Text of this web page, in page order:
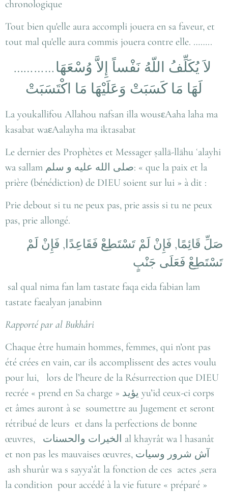
chronologique
Tout bien qu'elle aura accompli jouera en sa faveur, et
tout mal qu'elle aura commis jouera contre elle. ……..
…………لاَ يُكَلِّفُ اللّهُ نَفْساً إِلاَّ وُسْعَهَا
لَهَا مَا كَسَبَتْ وَعَلَيْهَا مَا اكْتَسَبَتْ
La youkallifou Allahou nafsan illa wousεAaha laha ma
kasabat waεAalayha ma iktasabat
Le dernier des Prophètes et Messager ṣallā-llāhu ʿalayhi
wa sallam صلى الله عليه و سلم: « que la paix et la
prière (bénédiction) de DIEU soient sur lui » à dit :
Prie debout si tu ne peux pas, prie assis si tu ne peux
pas, prie allongé.
صَلِّ قَائِمًا, فَإِنْ لَمْ تَسْتَطِعْ فَقَاعِدًا, فَإِنْ لَمْ
تَسْتَطِعْ فَعَلَى جَنْبٍ
sal qual nima fan lam tastate faqa eida fabian lam
tastate faealyan janabinn
Rapporté par al Bukhâri
Chaque être humain hommes, femmes, qui n’ont pas
été crées en vain, car ils accomplissent des actes voulu
pour lui, lors de l’heure de la Résurrection que DIEU
recrée « prend en Sa charge » يؤيد yu’id ceux-ci corps
et âmes auront à se soumettre au Jugement et seront
rétribué de leurs et dans la perfections de bonne
œuvres, الخيرات والحسنات al khayrât wa l hasanât
et non pas les mauvaises œuvres, آش شرور وسيات
ash shurûr wa s sayya’ât la fonction de ces actes ,sera
la condition pour accédé à la vie future « préparé »